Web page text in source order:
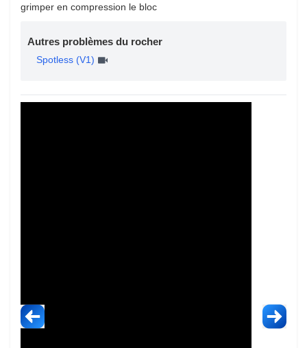
grimper en compression le bloc
Autres problèmes du rocher
Spotless (V1)